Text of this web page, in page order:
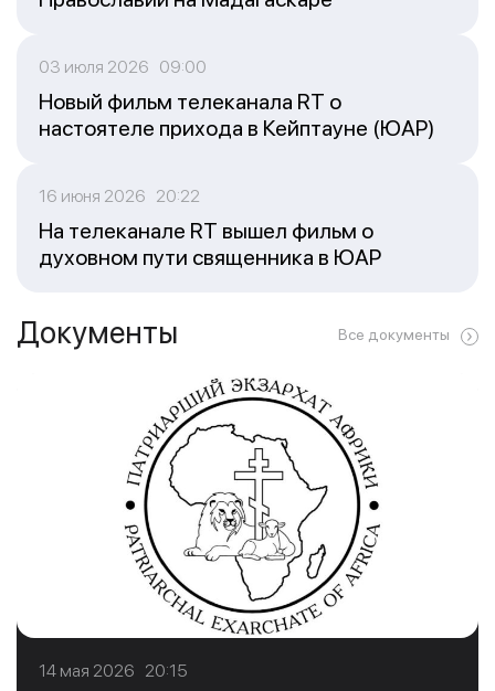
03 июля 2026 09:00
Новый фильм телеканала RT о
настоятеле прихода в Кейптауне (ЮАР)
16 июня 2026 20:22
На телеканале RT вышел фильм о
духовном пути священника в ЮАР
Документы Все документы
14 мая 2026 20:15